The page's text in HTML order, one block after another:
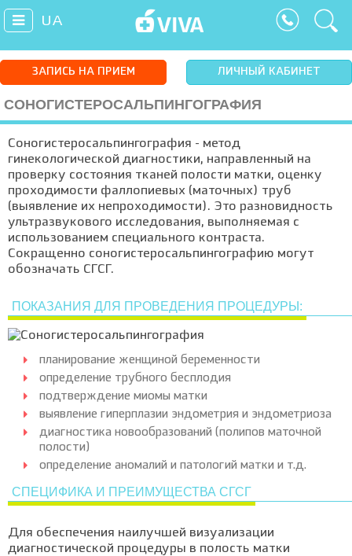
UA
ЗАПИСЬ НА ПРИЕМ ЛИЧНЫЙ КАБИНЕТ
СОНОГИСТЕРОСАЛЬПИНГОГРАФИЯ
Соногистеросальпингография - метод
гинекологической диагностики, направленный на
проверку состояния тканей полости матки, оценку
проходимости фаллопиевых (маточных) труб
(выявление их непроходимости). Это разновидность
ультразвукового исследования, выполняемая с
использованием специального контраста.
Сокращенно соногистеросальпингографию могут
обозначать СГСГ.
ПОКАЗАНИЯ ДЛЯ ПРОВЕДЕНИЯ ПРОЦЕДУРЫ:
планирование женщиной беременности
определение трубного бесплодия
подтверждение миомы матки
выявление гиперплазии эндометрия и эндометриоза
диагностика новообразований (полипов маточной
полости)
определение аномалий и патологий матки и т.д.
СПЕЦИФИКА И ПРЕИМУЩЕСТВА СГСГ
Для обеспечения наилучшей визуализации
диагностической процедуры в полость матки